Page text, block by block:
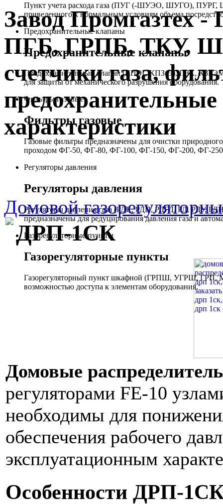
Пункт учета расхода газа (ПУГ (-ШУЭО, ШУГО), ПУРГ,
приведенного к нормальным условиям объема
Предохранительные клапаны
Предохранительные клапаны
Предохранительный клапан (КПЭГ, КПЗ(Э), ПЗК,
для защиты от механического разрушения оборудования.
Фильтры газовые
Фильтры газовые
Газовые фильтры предназначены для очистки
проходом ФГ-50, ФГ-80, ФГ-100, ФГ-150, ФГ-200, ФГ-
Регуляторы давления
Регуляторы давления
Регуляторы давления газа (РДК, РДП, РДГД, РД, РДУ,
предназначены для редуцирования давления газа и
Газорегуляторные пункты
Газорегуляторные пункты
Газорегуляторный пункт шкафной (ГРПШ, УГРШ, ГРП,
возможностью доступа к элементам оборудования.
Завод
ПГБ, ГРПБ, ТКУ,
счетчики газа,
характеристики
Домовой
ДРП-1СК
Домовые
регуляторами FE-10
необходимы для
обеспечения рабочего
эксплуатационным
Особенности ДРП-